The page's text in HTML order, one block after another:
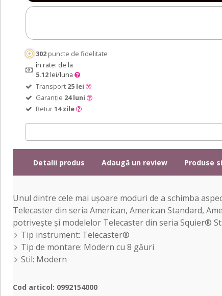
302 puncte de fidelitate
în rate: de la
5.12lei/luna
Transport 25 lei
Garanție 24 luni
Retur14 zile
Detalii produs Adaugă un review Produse
Unul dintre cele mai ușoare moduri de a schimba
Telecaster din seria American, American Standard,
potrivește și modelelor Telecaster din seria Squier®
Tip instrument: Telecaster®
Tip de montare: Modern cu 8 găuri
Stil: Modern
Cod articol: 0992154000